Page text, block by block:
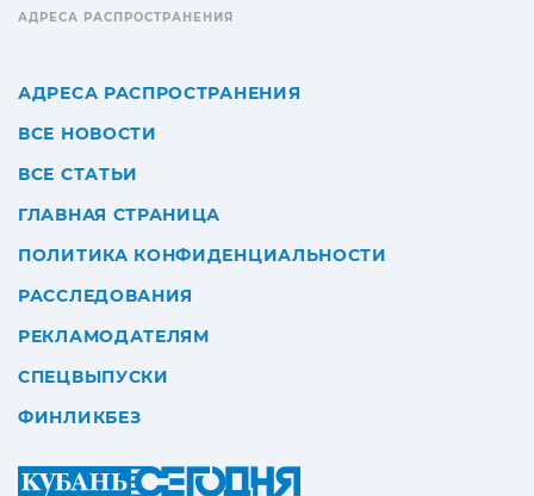
АДРЕСА РАСПРОСТРАНЕНИЯ
АДРЕСА РАСПРОСТРАНЕНИЯ
ВСЕ НОВОСТИ
ВСЕ СТАТЬИ
ГЛАВНАЯ СТРАНИЦА
ПОЛИТИКА КОНФИДЕНЦИАЛЬНОСТИ
РАССЛЕДОВАНИЯ
РЕКЛАМОДАТЕЛЯМ
СПЕЦВЫПУСКИ
ФИНЛИКБЕЗ